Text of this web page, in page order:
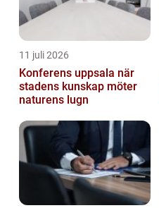
11 juli 2026
Konferens uppsala när
stadens kunskap möter
naturens lugn